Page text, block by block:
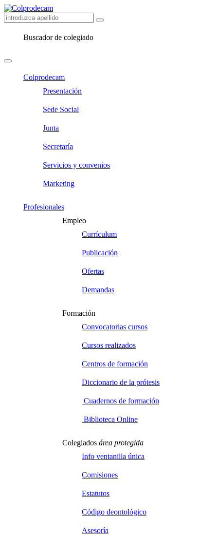
Buscador de colegiado
Colprodecam
Presentación
Sede Social
Junta
Secretaría
Servicios y convenios
Marketing
Profesionales
Empleo
Currículum
Publicación
Ofertas
Demandas
Formación
Convocatorias cursos
Cursos realizados
Centros de formación
Diccionario de la prótesis
Cuadernos de formación
Biblioteca Online
Colegiados área protegida
Info ventanilla única
Comisiones
Estatutos
Código deontológico
Asesoría